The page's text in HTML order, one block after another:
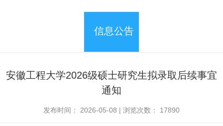
信息公告
安徽工程大学2026级硕士研究生拟录取后续事宜
通知
发布时间： 2026-05-08 | 浏览次数： 17890